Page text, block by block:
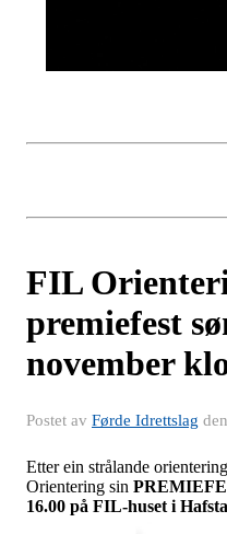
FIL
premiefest
november
Postet av Førde Idrettslag den
Etter ein strålande
Orientering sin
16.00 på FIL-huset i